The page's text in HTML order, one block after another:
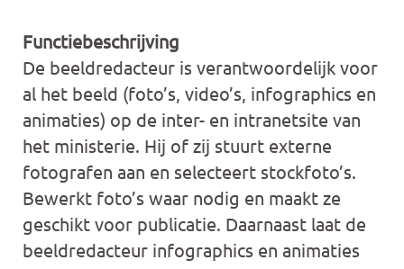
Functiebeschrijving
De beeldredacteur is verantwoordelijk voor
al het beeld (foto’s, video’s, infographics en
animaties) op de inter- en intranetsite van
het ministerie. Hij of zij stuurt externe
fotografen aan en selecteert stockfoto’s.
Bewerkt foto’s waar nodig en maakt ze
geschikt voor publicatie. Daarnaast laat de
beeldredacteur infographics en animaties